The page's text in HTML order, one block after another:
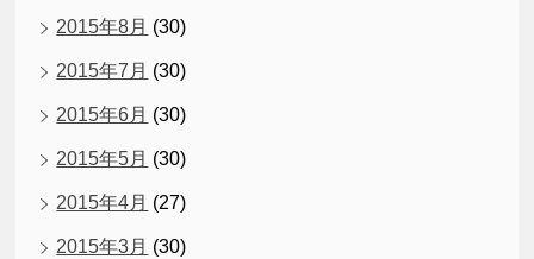
2015年8月 (30)
2015年7月 (30)
2015年6月 (30)
2015年5月 (30)
2015年4月 (27)
2015年3月 (30)